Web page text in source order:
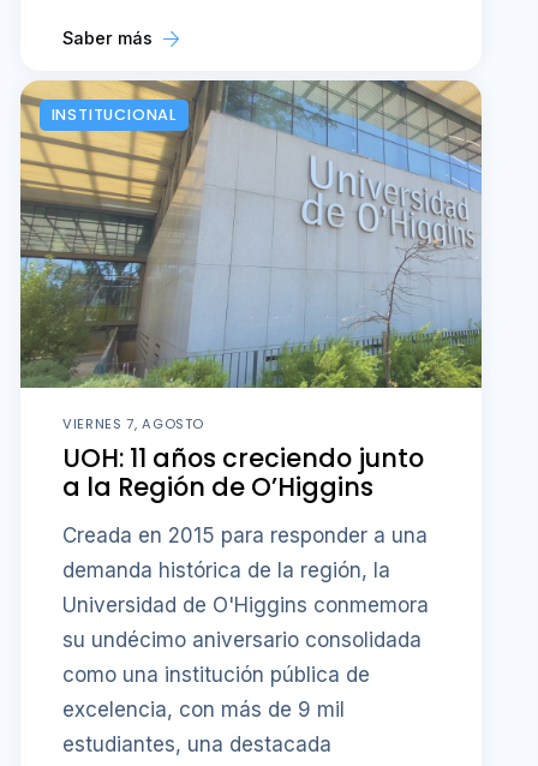
Saber más
INSTITUCIONAL
VIERNES 7, AGOSTO
UOH: 11 años creciendo junto
a la Región de O’Higgins
Creada en 2015 para responder a una
demanda histórica de la región, la
Universidad de O'Higgins conmemora
su undécimo aniversario consolidada
como una institución pública de
excelencia, con más de 9 mil
estudiantes, una destacada